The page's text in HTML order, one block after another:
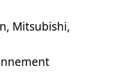
Mitsubishi,